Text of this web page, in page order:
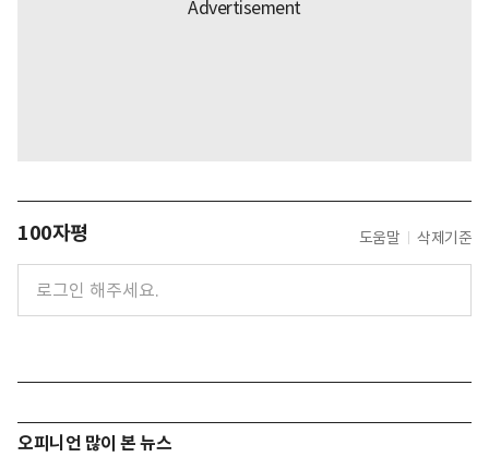
100자평 도움말 삭제기준
오피니언 많이 본 뉴스